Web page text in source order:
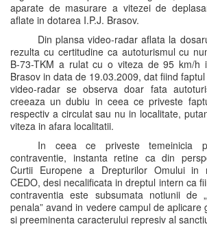
aparate de masurare a vitezei de
aflate in dotarea I.P.J. Brasov.
Din plansa video-radar aflata la
rezulta cu certitudine ca autoturismul cu
B-73-TKM a rulat cu o viteza de 95 km/h
Brasov in data de 19.03.2009, dat fiind
video-radar se observa doar fata
creeaza un dubiu in ceea ce priveste
respectiv a circulat sau nu in localitate,
viteza in afara localitatii.
In ceea ce priveste temeinicia
contraventie, instanta retine ca din
Curtii Europene a Drepturilor Omului in
CEDO, desi necalificata in dreptul intern ca
contraventia este subsumata notiunii de
penala” avand in vedere campul de aplicare
si preeminenta caracterului represiv al